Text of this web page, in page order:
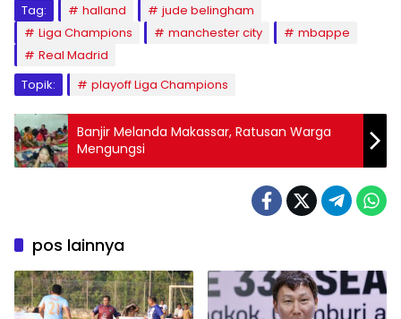
Tag: halland
jude belingham
Liga Champions
manchester city
mbappe
Real Madrid
Topik:
playoff Liga Champions
Banjir Melanda Makassar, Ratusan Warga
Mengungsi
pos lainnya